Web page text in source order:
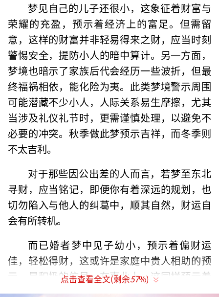
梦见自己的儿子还很小，这象征着财富与
荣耀的充盈，预示着经济上的富足。但需留
意，这样的财富并非轻易得来之财，应当时刻
警惕安全，提防小人的暗中算计。另一方面，
梦境也暗示了家族后代会经历一些波折，但最
终福祸相依，能化险为夷。此类梦境警示周围
可能潜藏不少小人，人际关系易生摩擦，尤其
当涉及礼仪礼节时，更需谨慎处理，以避免不
必要的冲突。秋季做此梦预示吉祥，而冬季则
不太吉利。
对于那些因公出差的人而言，若梦至东北
寻财，应当铭记，即便你有着深远的规划，也
切勿陷入与他人的纠葛中，顺其自然，财运自
会有所转机。
而已婚者梦中见子幼小，预示着偏财运
佳，轻松得财，这或许是家庭中贵人相助的预
示，是积极的信号。在事业上，这同样预示着
将迎来顺利，擅长交际者能吸引多方财源，如
点击查看全文(剩余57%)